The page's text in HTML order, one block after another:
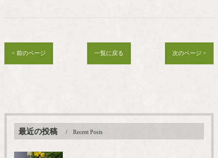
< 前のページ 一覧に戻る 次のページ >
最近の投稿 Recent Posts